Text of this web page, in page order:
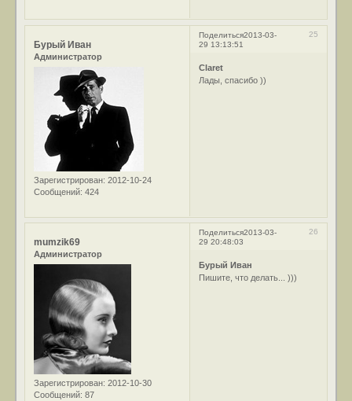
Поделиться 25
2013-03-
29 13:13:51
Бурый Иван
Администратор
Зарегистрирован: 2012-10-24
Сообщений: 424
Claret
Лады, спасибо ))
Поделиться 26
2013-03-
29 20:48:03
mumzik69
Администратор
Зарегистрирован: 2012-10-30
Сообщений: 87
Бурый Иван
Пишите, что делать... )))